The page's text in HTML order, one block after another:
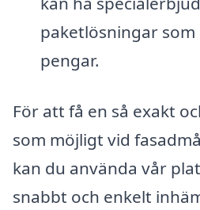
paketlösningar som
pengar.
För att få en så exakt
som möjligt vid
kan du använda vår
snabbt och enkelt